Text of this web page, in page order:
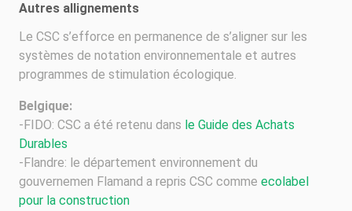
Autres allignements
Le CSC s’efforce en permanence de s’aligner sur les
systèmes de notation environnementale et autres
programmes de stimulation écologique.
Belgique:
-FIDO: CSC a été retenu dans le Guide des Achats
Durables
-Flandre: le département environnement du
gouvernemen Flamand a repris CSC comme ecolabel
pour la construction